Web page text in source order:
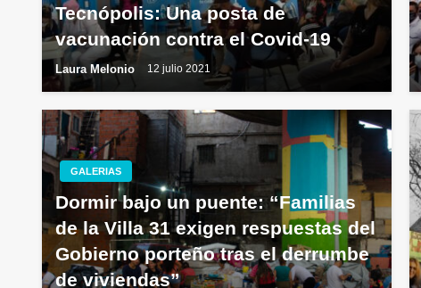
Tecnópolis: Una posta de
vacunación contra el Covid-19
Laura Melonio 12 julio 2021
GALERIAS
Dormir bajo un puente: “Familias
de la Villa 31 exigen respuestas del
Gobierno porteño tras el derrumbe
de viviendas”